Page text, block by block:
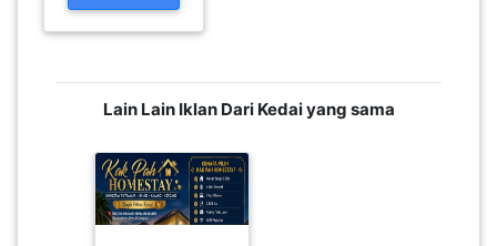
Lain Lain Iklan Dari Kedai yang sama